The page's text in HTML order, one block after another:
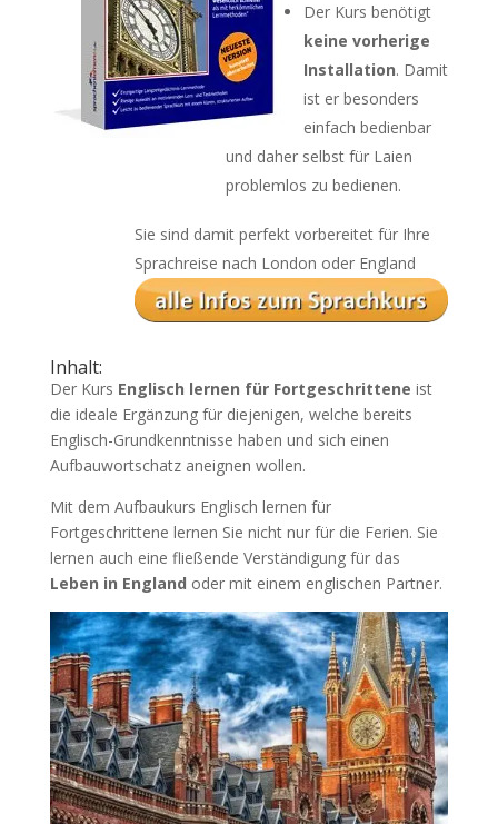
Der Kurs benötigt
keine vorherige
Installation. Damit
ist er besonders
einfach bedienbar
und daher selbst für Laien
problemlos zu bedienen.
Sie sind damit perfekt vorbereitet für Ihre
Sprachreise nach London oder England
Inhalt:
Der Kurs Englisch lernen für Fortgeschrittene ist
die ideale Ergänzung für diejenigen, welche bereits
Englisch-Grundkenntnisse haben und sich einen
Aufbauwortschatz aneignen wollen.
Mit dem Aufbaukurs Englisch lernen für
Fortgeschrittene lernen Sie nicht nur für die Ferien. Sie
lernen auch eine fließende Verständigung für das
Leben in England oder mit einem englischen Partner.